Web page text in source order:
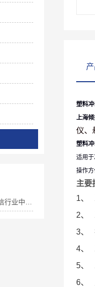
塑料
上海
仪、
塑料
适用
操作
主要
1、
2、
3、
4、
5、
6、